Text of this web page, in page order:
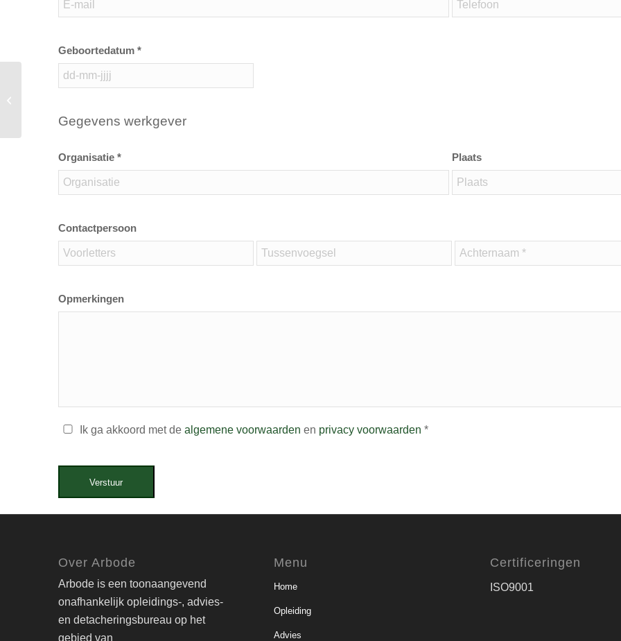
Geboortedatum *
Gegevens werkgever
Organisatie * Plaats
Contactpersoon
Opmerkingen
Ik ga akkoord met de algemene voorwaarden en privacy voorwaarden *
Verstuur
Over Arbode
Arbode is een toonaangevend
onafhankelijk opleidings-, advies-
en detacheringsbureau op het
gebied van
Menu
Home
Opleiding
Advies
Certificeringen
ISO9001